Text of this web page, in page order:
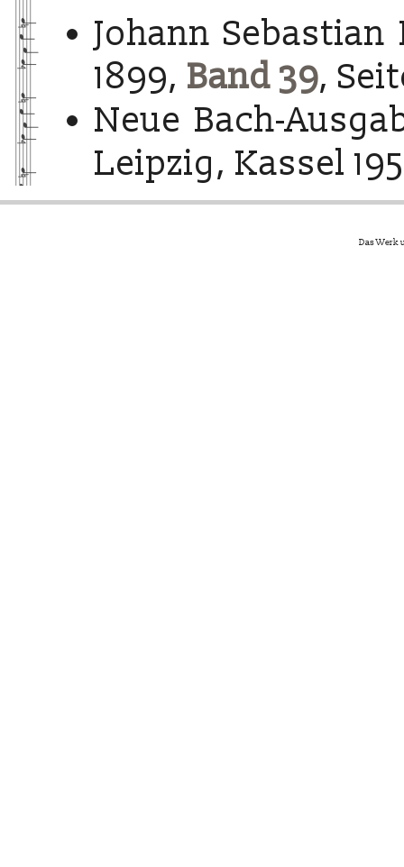
Johann Sebastian
1899, Band 39,
Neue Bach-
Leipzig, Kassel
Das Werk